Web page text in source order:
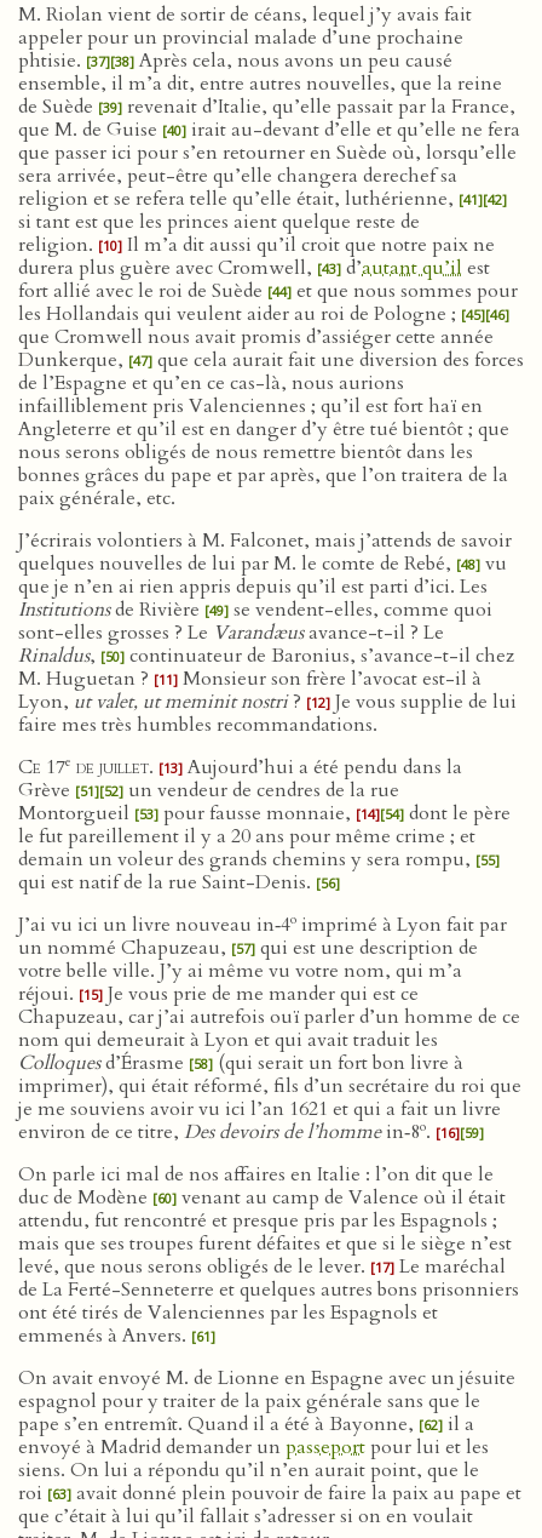
M. Riolan vient de sortir de céans, lequel j’y avais fait
appeler pour un provincial malade d’une prochaine
phtisie. [37][38] Après cela, nous avons un peu causé
ensemble, il m’a dit, entre autres nouvelles, que la reine
de Suède [39] revenait d’Italie, qu’elle passait par la France,
que M. de Guise [40] irait au-devant d’elle et qu’elle ne fera
que passer ici pour s’en retourner en Suède où, lorsqu’elle
sera arrivée, peut-être qu’elle changera derechef sa
religion et se refera telle qu’elle était, luthérienne, [41][42]
si tant est que les princes aient quelque reste de
religion. [10] Il m’a dit aussi qu’il croit que notre paix ne
durera plus guère avec Cromwell, [43] d’autant qu’il est
fort allié avec le roi de Suède [44] et que nous sommes pour
les Hollandais qui veulent aider au roi de Pologne ; [45][46]
que Cromwell nous avait promis d’assiéger cette année
Dunkerque, [47] que cela aurait fait une diversion des forces
de l’Espagne et qu’en ce cas-là, nous aurions
infailliblement pris Valenciennes ; qu’il est fort haï en
Angleterre et qu’il est en danger d’y être tué bientôt ; que
nous serons obligés de nous remettre bientôt dans les
bonnes grâces du pape et par après, que l’on traitera de la
paix générale, etc.
J’écrirais volontiers à M. Falconet, mais j’attends de savoir
quelques nouvelles de lui par M. le comte de Rebé, [48] vu
que je n’en ai rien appris depuis qu’il est parti d’ici. Les
Institutionsde Rivière [49] se vendent-elles, comme quoi
sont-elles grosses ? Le Varandæusavance-t-il ? Le
Rinaldus, [50] continuateur de Baronius, s’avance-t-il chez
M. Huguetan ? [11] Monsieur son frère l’avocat est-il à
Lyon, ut valet, ut meminit nostri? [12] Je vous supplie de lui
faire mes très humbles recommandations.
Ce 17e de juillet. [13] Aujourd’hui a été pendu dans la
Grève [51][52] un vendeur de cendres de la rue
Montorgueil [53] pour fausse monnaie, [14][54] dont le père
le fut pareillement il y a 20 ans pour même crime ; et
demain un voleur des grands chemins y sera rompu, [55]
qui est natif de la rue Saint-Denis. [56]
J’ai vu ici un livre nouveau in‑4o imprimé à Lyon fait par
un nommé Chapuzeau, [57] qui est une description de
votre belle ville. J’y ai même vu votre nom, qui m’a
réjoui. [15] Je vous prie de me mander qui est ce
Chapuzeau, car j’ai autrefois ouï parler d’un homme de ce
nom qui demeurait à Lyon et qui avait traduit les
Colloquesd’Érasme [58] (qui serait un fort bon livre à
imprimer), qui était réformé, fils d’un secrétaire du roi que
je me souviens avoir vu ici l’an 1621 et qui a fait un livre
environ de ce titre, Des devoirs de l’hommein‑8o. [16][59]
On parle ici mal de nos affaires en Italie : l’on dit que le
duc de Modène [60] venant au camp de Valence où il était
attendu, fut rencontré et presque pris par les Espagnols ;
mais que ses troupes furent défaites et que si le siège n’est
levé, que nous serons obligés de le lever. [17] Le maréchal
de La Ferté-Senneterre et quelques autres bons prisonniers
ont été tirés de Valenciennes par les Espagnols et
emmenés à Anvers. [61]
On avait envoyé M. de Lionne en Espagne avec un jésuite
espagnol pour y traiter de la paix générale sans que le
pape s’en entremît. Quand il a été à Bayonne, [62] il a
envoyé à Madrid demander un passeportpour lui et les
siens. On lui a répondu qu’il n’en aurait point, que le
roi [63] avait donné plein pouvoir de faire la paix au pape et
que c’était à lui qu’il fallait s’adresser si on en voulait